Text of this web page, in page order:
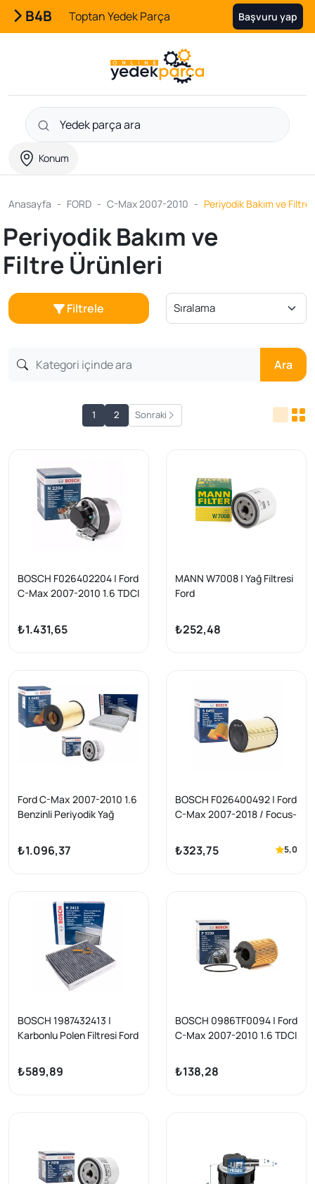
B4B Toptan Yedek Parça Başvuru yap
Konum
Anasayfa FORD C-Max 2007-2010 Periyodik Bakım ve
Periyodik Bakım ve
Filtre Ürünleri
Filtrele
Ara
1 2 Sonraki
BOSCH F026402204 | Ford
C-Max 2007-2010 1.6 TDCI
11, Fiesta VI, Volvo
S40/V50/C30/S60/S80/V
₺1.431,65
MANN W7008 | Yağ Filtresi
Ford
a/S-Max, Volvo
C30/S40/S80/V40/V50/V
₺252,48
Ford C-Max 2007-2010 1.6
Benzinli Periyodik Yağ
₺1.096,37
BOSCH F026400492 | Ford
C-Max 2007-2018 / Focus-
Filtresi
₺323,75 5,0
BOSCH 1987432413 |
Karbonlu Polen Filtresi Ford
II/Kuga/Mondeo Volvo
C30/C70/S40/V50
₺589,89
BOSCH 0986TF0094 | Ford
C-Max 2007-2010 1.6 TDCI
VI/Fusion
₺138,28